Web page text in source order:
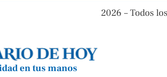
2026 – Todos
en tus manos